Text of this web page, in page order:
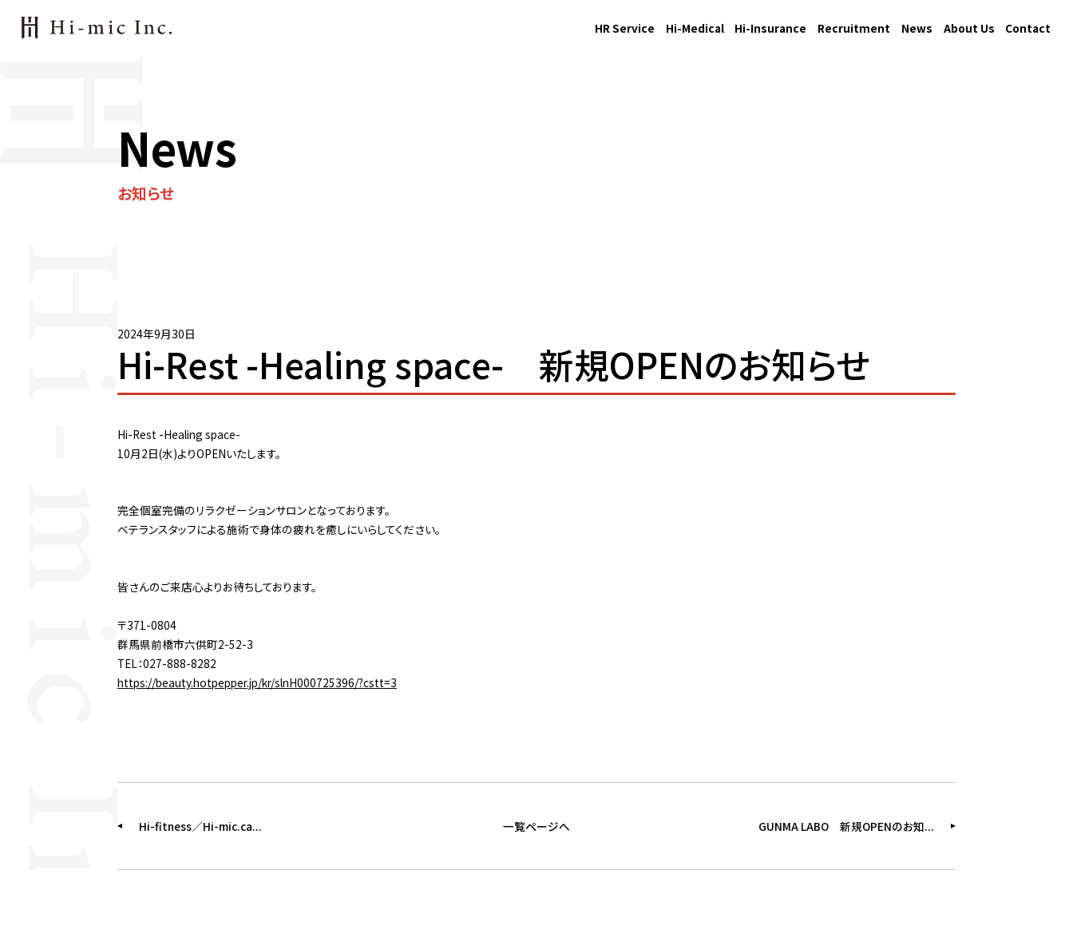
HR Service Hi-Medical Hi-Insurance Recruitment News About Us Contact
News
お知らせ
2024年9月30日
Hi-Rest -Healing space- 新規OPENのお知らせ
Hi-Rest -Healing space-
10月2日(水)よりOPENいたします。
完全個室完備のリラクゼーションサロンとなっております。
ベテランスタッフによる施術で身体の疲れを癒しにいらしてください。
皆さんのご来店心よりお待ちしております。
〒371-0804
群馬県前橋市六供町2-52-3
TEL：027-888-8282
https://beauty.hotpepper.jp/kr/slnH000725396/?cstt=3
Hi-fitness／Hi-mic.ca... 一覧ページへ GUNMA LABO 新規OPENのお知...